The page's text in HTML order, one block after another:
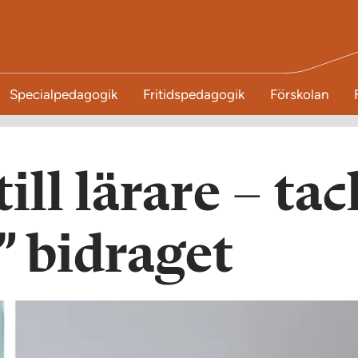
Specialpedagogik Fritidspedagogik Förskolan
lärare –
bidraget